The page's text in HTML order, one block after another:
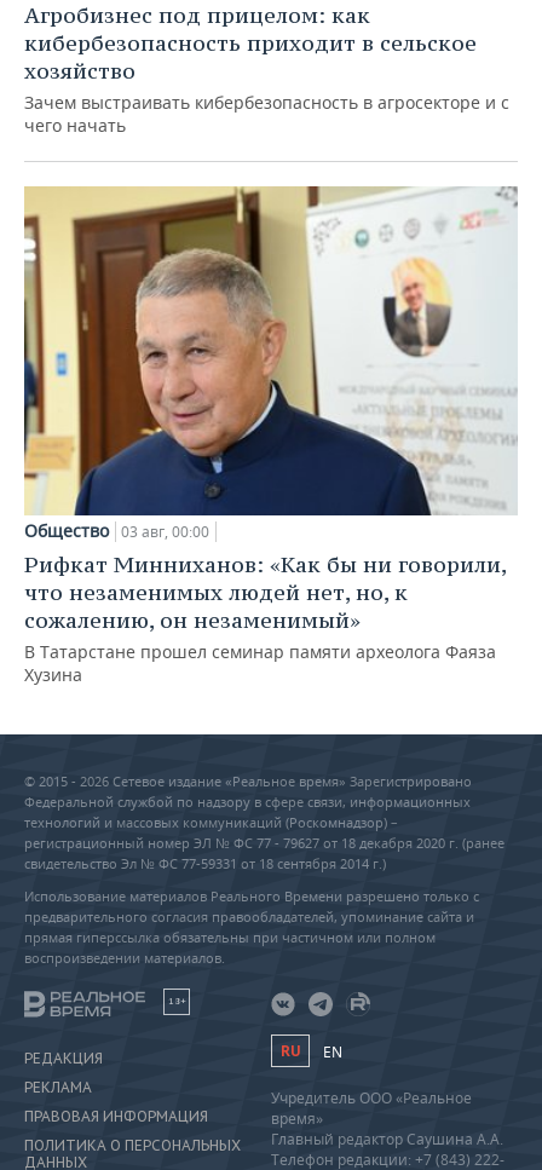
Агробизнес под прицелом: как
кибербезопасность приходит в сельское
хозяйство
Зачем выстраивать кибербезопасность в агросекторе и с
чего начать
Общество 03 авг, 00:00
Рифкат Минниханов: «Как бы ни говорили,
что незаменимых людей нет, но, к
сожалению, он незаменимый»
В Татарстане прошел семинар памяти археолога Фаяза
Хузина
© 2015 - 2026 Сетевое издание «Реальное время» Зарегистрировано
Федеральной службой по надзору в сфере связи, информационных
технологий и массовых коммуникаций (Роскомнадзор) –
регистрационный номер ЭЛ № ФС 77 - 79627 от 18 декабря 2020 г. (ранее
свидетельство Эл № ФС 77-59331 от 18 сентября 2014 г.)
Использование материалов Реального Времени разрешено только с
предварительного согласия правообладателей, упоминание сайта и
прямая гиперссылка обязательны при частичном или полном
воспроизведении материалов.
18+
РЕДАКЦИЯ
РЕКЛАМА
ПРАВОВАЯ ИНФОРМАЦИЯ
ПОЛИТИКА О ПЕРСОНАЛЬНЫХ
ДАННЫХ
RU EN
Учредитель ООО «Реальное
время»
Главный редактор Саушина А.А.
Телефон редакции: +7 (843) 222-